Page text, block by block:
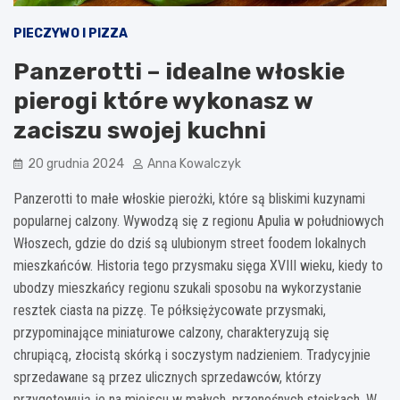
PIECZYWO I PIZZA
Panzerotti – idealne włoskie
pierogi które wykonasz w
zaciszu swojej kuchni
20 grudnia 2024 Anna Kowalczyk
Panzerotti to małe włoskie pierożki, które są bliskimi kuzynami
popularnej calzony. Wywodzą się z regionu Apulia w południowych
Włoszech, gdzie do dziś są ulubionym street foodem lokalnych
mieszkańców. Historia tego przysmaku sięga XVIII wieku, kiedy to
ubodzy mieszkańcy regionu szukali sposobu na wykorzystanie
resztek ciasta na pizzę. Te półksiężycowate przysmaki,
przypominające miniaturowe calzony, charakteryzują się
chrupiącą, złocistą skórką i soczystym nadzieniem. Tradycyjnie
sprzedawane są przez ulicznych sprzedawców, którzy